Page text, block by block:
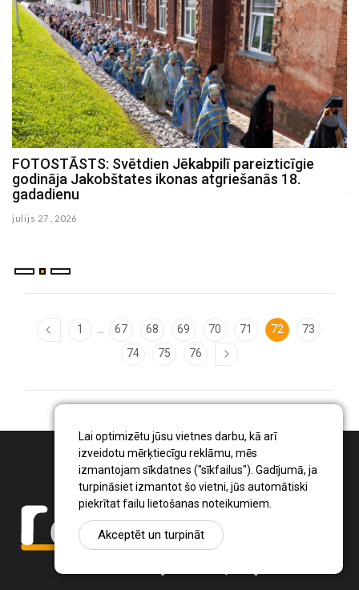
Lai optimizētu jūsu vietnes darbu, kā arī
izveidotu mērķtiecīgu reklāmu, mēs
izmantojam sīkdatnes ("sīkfailus"). Gadījumā, ja
turpināsiet izmantot šo vietni, jūs automātiski
piekrītat failu lietošanas noteikumiem.
Akceptēt un turpināt
FOTOSTĀSTS: Zinātnes pikniks Strūves parkā
julijs 19 , 2026
1 67 68 69 70 71 72
73
74
75 76